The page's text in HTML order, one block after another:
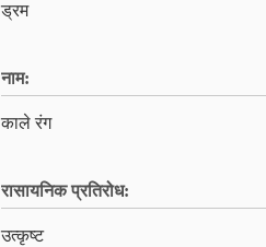
ड्रम
नाम:
काले रंग
रासायनिक प्रतिरोध:
उत्कृष्ट